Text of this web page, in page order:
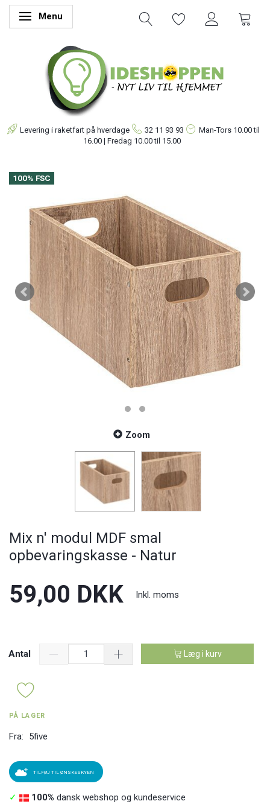
Skifte navigation
Menu
Levering i raketfart på hverdage 32 11 93 93 Man-Tors 10.00 til
16.00 | Fredag 10.00 til 15.00
100% FSC
Zoom
Mix n' modul MDF smal
opbevaringskasse - Natur
59,00 DKK Inkl. moms
Antal Læg i kurv
PÅ LAGER
Fra: 5five
TILFØJ TIL ØNSKESKYEN
✓ 100% dansk webshop og kundeservice